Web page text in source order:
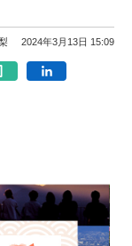
2024年3月13日 15:09